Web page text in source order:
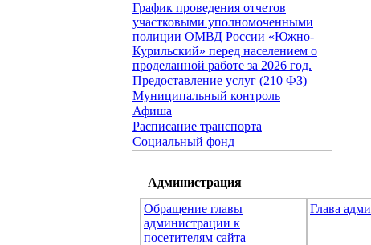
График проведения отчетов
участковыми уполномоченными
полиции ОМВД России «Южно-
Курильский» перед населением о
проделанной работе за 2026 год.
Предоставление услуг (210 ФЗ)
Муниципальный контроль
Афиша
Расписание транспорта
Социальный фонд
Администрация
Обращение главы
администрации к
посетителям сайта
Глава